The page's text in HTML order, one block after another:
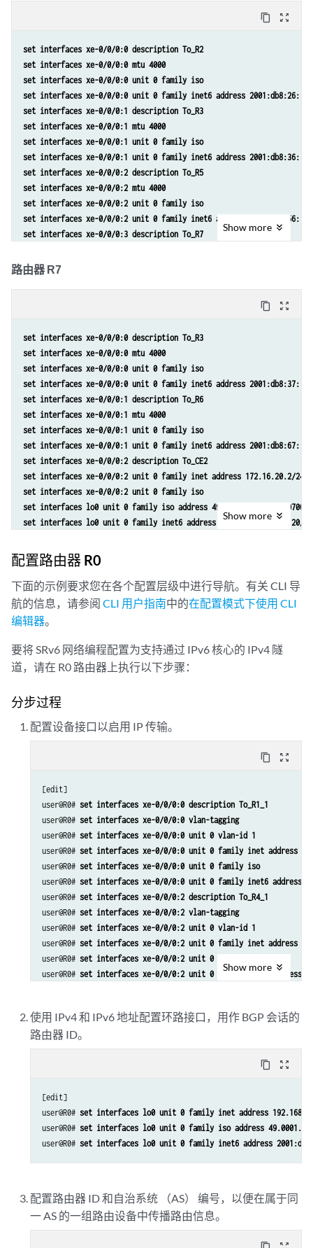
set protocols isis source-packet-routing srv6 locator myloc end-sid
set interfaces xe-0/0/1:0 unit 0 family inet6 address 2001:db8:56::1/
set interfaces lo0 unit 0 family iso address 49.0001.0005.0505.0500
set interfaces lo0 unit 0 family inet6 address 2001:db8:5:255::5/128
set policy-options policy-statement pplb then load-balance per-packet
set routing-options source-packet-routing srv6 locator myloc
set routing-options forwarding-table export pplb
set routing-options router-id 192.168.255.5
set protocols isis interface xe-0/0/0:0.0 level 2 srv6-adjacency-
set protocols isis interface xe-0/0/0:0.0 node-link-protection
set protocols isis interface xe-0/0/0:0.0 point-to-point
set protocols isis interface xe-0/0/0:1.0 level 2 srv6-adjacency-
set protocols isis interface xe-0/0/0:1.0 node-link-protection
set protocols isis interface xe-0/0/0:1.0 point-to-point
set protocols isis interface xe-0/0/0:2.0 node-link-protection
set protocols isis interface xe-0/0/0:3.0 level 2 srv6-adjacency-
content_copy zoom_out_map
set interfaces xe-0/0/0:0 description To_R2
set interfaces xe-0/0/0:0 mtu 4000
set interfaces xe-0/0/0:0 unit 0 family iso
set interfaces xe-0/0/0:0 unit 0 family inet6 address 2001:db8:26::2/
set interfaces xe-0/0/0:1 description To_R3
set interfaces xe-0/0/0:1 mtu 4000
set interfaces xe-0/0/0:1 unit 0 family iso
set interfaces xe-0/0/0:1 unit 0 family inet6 address 2001:db8:36::2/
set interfaces xe-0/0/0:2 description To_R5
set interfaces xe-0/0/0:2 mtu 4000
set interfaces xe-0/0/0:2 unit 0 family iso
set interfaces xe-0/0/0:2 unit 0 family inet6 address 2001:db8:56::2/
set interfaces xe-0/0/0:3 description To_R7
set interfaces xe-0/0/0:3 unit 0 family iso
set interfaces lo0 unit 0 family inet6 address 2001:db8:6:255::6/128
set routing-options source-packet-routing srv6 locator myloc
set routing-options forwarding-table export pplb
set routing-options router-id 192.168.255.6
set protocols isis interface xe-0/0/0:0.0 level 2 srv6-adjacency-
set protocols isis interface xe-0/0/0:0.0 node-link-protection
set protocols isis interface xe-0/0/0:0.0 point-to-point
set protocols isis interface xe-0/0/0:1.0 level 2 srv6-adjacency-
set protocols isis interface xe-0/0/0:1.0 node-link-protection
set protocols isis interface xe-0/0/0:1.0 point-to-point
set protocols isis interface xe-0/0/0:2.0 level 2 srv6-adjacency-
set protocols isis interface xe-0/0/0:2.0 node-link-protection
set protocols isis interface xe-0/0/0:2.0 point-to-point
set protocols isis interface xe-0/0/0:3.0 level 2 srv6-adjacency-
set protocols isis interface xe-0/0/0:3.0 point-to-point
set protocols isis source-packet-routing srv6 locator myloc end-sid
set protocols isis level 1 disable
Show more
路由器 R7
content_copy zoom_out_map
set interfaces xe-0/0/0:0 description To_R3
set interfaces xe-0/0/0:0 mtu 4000
set interfaces xe-0/0/0:0 unit 0 family iso
set interfaces xe-0/0/0:0 unit 0 family inet6 address 2001:db8:37::2/
set interfaces xe-0/0/0:1 description To_R6
set interfaces xe-0/0/0:1 mtu 4000
set interfaces xe-0/0/0:1 unit 0 family iso
set interfaces xe-0/0/0:1 unit 0 family inet6 address 2001:db8:67::2/
set interfaces xe-0/0/0:2 description To_CE2
set interfaces xe-0/0/0:2 unit 0 family inet address 172.16.20.2/24
set interfaces xe-0/0/0:2 unit 0 family iso
set interfaces lo0 unit 0 family iso address 49.0001.0007.0707.0700
set interfaces lo0 unit 0 family inet6 address 2001:db8:20:255::20/32
set policy-options policy-statement CE2_v4 term 1 from protocol
set policy-options policy-statement CE2_v4 term 1 from route-filter
set policy-options policy-statement CE2_v4 term 1 then next-hop
set policy-options policy-statement CE2_v4 term 1 then accept
set routing-options source-packet-routing srv6 locator myloc
set routing-options router-id 172.16.255.20
set routing-options autonomous-system 65550
set protocols bgp group to-R2RRv6 neighbor 2001:db8:2:255::2 family
set protocols bgp group to-R2RRv6 export CE2_v4
set protocols isis interface xe-0/0/0:0.0 level 2 srv6-adjacency-
set protocols isis interface xe-0/0/0:0.0 node-link-protection
set protocols isis interface xe-0/0/0:1.0 level 2 srv6-adjacency-
set protocols isis interface xe-0/0/0:1.0 node-link-protection
set protocols isis interface xe-0/0/0:1.0 point-to-point
set protocols isis interface lo0.0 passive
set protocols isis source-packet-routing srv6 locator myloc end-sid
set protocols isis level 1 disable
Show more
配置路由器 R0
下面的示例要求您在各个配置层级中进行导航。有关 CLI 导
航的信息，请参阅 CLI 用户指南中的在配置模式下使用 CLI
编辑器。
要将 SRv6 网络编程配置为支持通过 IPv6 核心的 IPv4 隧
道，请在 R0 路由器上执行以下步骤：
分步过程
配置设备接口以启用 IP 传输。
content_copy zoom_out_map
[edit]
user@R0# set interfaces xe-0/0/0:0 description To_R1_1
user@R0# set interfaces xe-0/0/0:0 vlan-tagging
user@R0# set interfaces xe-0/0/0:0 unit 0 vlan-id 1
user@R0# set interfaces xe-0/0/0:0 unit 0 family inet address
user@R0# set interfaces xe-0/0/0:0 unit 0 family iso
user@R0# set interfaces xe-0/0/0:0 unit 0 family inet6 address
user@R0# set interfaces xe-0/0/0:2 description To_R4_1
user@R0# set interfaces xe-0/0/0:2 vlan-tagging
user@R0# set interfaces xe-0/0/0:2 unit 0 vlan-id 1
user@R0# set interfaces xe-0/0/0:2 unit 0 family inet address
user@R0# set interfaces xe-0/0/0:2 unit 0 family iso
user@R0# set interfaces xe-0/0/0:2 unit 0 family inet6 address
user@R0# set interfaces xe-0/0/1:0 unit 1 vlan-id 1
user@R0# set interfaces xe-0/0/1:0 unit 1 family inet address
user@R0# set interfaces xe-0/0/1:0 unit 1 family iso
set interfaces xe-0/0/1:0 unit 1 family inet6 address
user@R0#
user@R0# set interfaces xe-0/0/1:0 unit 4 family iso
user@R0# set interfaces xe-0/0/1:0 unit 4 family inet6 address
Show more
使用 IPv4 和 IPv6 地址配置环路接口，用作 BGP 会话的
路由器 ID。
content_copy zoom_out_map
[edit]
user@R0# set interfaces lo0 unit 0 family inet address
user@R0# set interfaces lo0 unit 0 family iso address
user@R0# set interfaces lo0 unit 0 family inet6 address
配置路由器 ID 和自治系统 （AS） 编号，以便在属于同
一 AS 的一组路由设备中传播路由信息。